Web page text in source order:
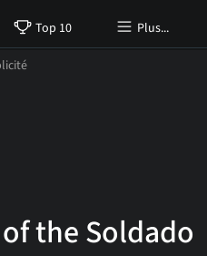
Top 10 Plus...
the Soldado